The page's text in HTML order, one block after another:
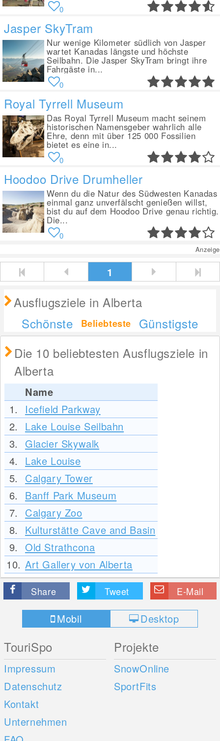
0
Jasper SkyTram
Nur wenige Kilometer südlich von Jasper
wartet Kanadas längste und höchste
Seilbahn. Die Jasper SkyTram bringt ihre
Fahrgäste in...
0
Royal Tyrrell Museum
Das Royal Tyrrell Museum macht seinem
historischen Namensgeber wahrlich alle
Ehre, denn mit über 125 000 Fossilien
bietet es eine in...
0
Hoodoo Drive Drumheller
Wenn du die Natur des Südwesten Kanadas
einmal ganz unverfälscht genießen willst,
bist du auf dem Hoodoo Drive genau richtig.
Die...
0
Anzeige
1
Ausflugsziele in Alberta
Schönste
Beliebteste
Günstigste
Die 10 beliebtesten Ausflugsziele in
Alberta
Name
1.
Icefield Parkway
2.
Lake Louise Seilbahn
3.
Glacier Skywalk
4.
Lake Louise
5.
Calgary Tower
6.
Banff Park Museum
7.
Calgary Zoo
8.
Kulturstätte Cave and Basin
9. Old Strathcona
10. Art Gallery von Alberta
Share Tweet E-Mail
Mobil Desktop
TouriSpo
Impressum
Datenschutz
Kontakt
Unternehmen
Projekte
SnowOnline
SportFits